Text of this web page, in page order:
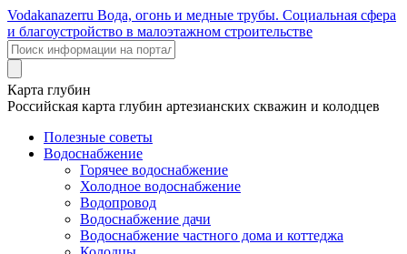
Vodakanazerru Вода, огонь и медные трубы. Социальная сфера
и благоустройство в малоэтажном строительстве
Карта глубин
Российская карта глубин артезианских скважин и колодцев
Полезные советы
Водоснабжение
Горячее водоснабжение
Холодное водоснабжение
Водопровод
Водоснабжение дачи
Водоснабжение частного дома и коттеджа